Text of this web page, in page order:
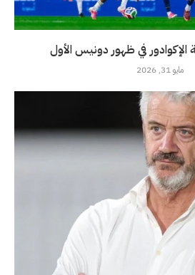
الإكوادور في ظهور دونيس الأول
مايو 31, 2026